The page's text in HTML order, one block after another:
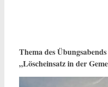
Thema des
„Löscheinsatz in der